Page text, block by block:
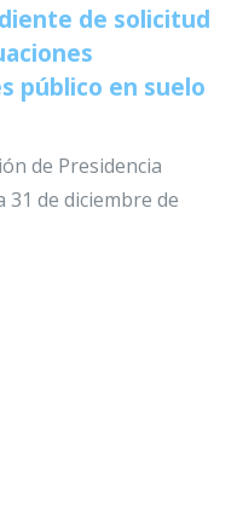
de solicitud
público en suelo
de Presidencia
de diciembre de